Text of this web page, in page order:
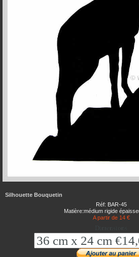
Silhouette Bouquetin
Réf: BAR-45
Matière:médium rigide
A partir de 14 €
Dimensions